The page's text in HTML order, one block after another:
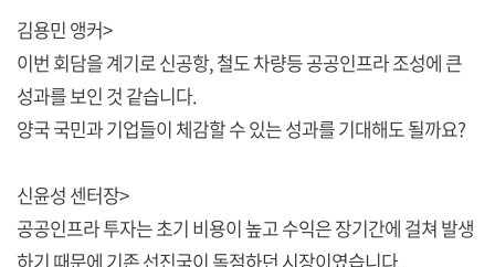
김용민 앵커>
이번 회담을 계기로 신공항, 철도 차량등 공공인프라 조성에 큰
성과를 보인 것 같습니다.
양국 국민과 기업들이 체감할 수 있는 성과를 기대해도 될까요?
신윤성 센터장>
공공인프라 투자는 초기 비용이 높고 수익은 장기간에 걸쳐 발생
하기 때문에 기존 선진국이 독점하던 시장이였습니다.